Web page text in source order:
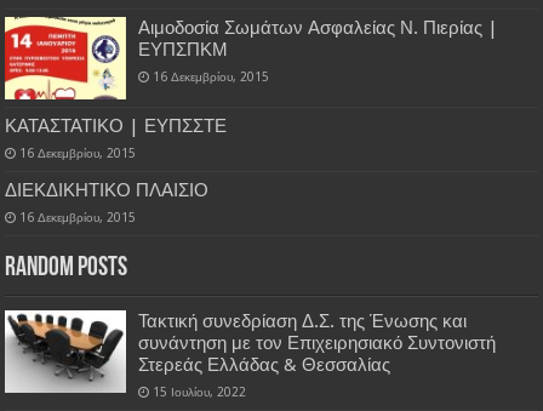
Αιμοδοσία Σωμάτων Ασφαλείας Ν. Πιερίας |
ΕΥΠΣΠΚΜ
16 Δεκεμβρίου, 2015
ΚΑΤΑΣΤΑΤΙΚΟ | ΕΥΠΣΣΤΕ
16 Δεκεμβρίου, 2015
ΔΙΕΚΔΙΚΗΤΙΚΟ ΠΛΑΙΣΙΟ
16 Δεκεμβρίου, 2015
Random Posts
Τακτική συνεδρίαση Δ.Σ. της Ένωσης και
συνάντηση με τον Επιχειρησιακό Συντονιστή
Στερεάς Ελλάδας & Θεσσαλίας
15 Ιουλίου, 2022